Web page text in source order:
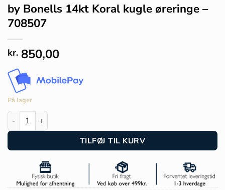
by Bonells 14kt Koral kugle øreringe –
708507
kr. 850,00
På lager
by Bonells 14kt Koral kugle øreringe - 708507 antal
TILFØJ TIL KURV